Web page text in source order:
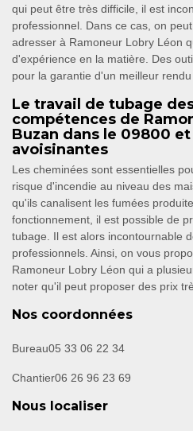
qui peut être très difficile, il est
professionnel. Dans ce cas, on
adresser à Ramoneur Lobry Léon
d'expérience en la matière. Des
pour la garantie d'un meilleur
Le travail de tubage
compétences de
Buzan dans le 09800
avoisinantes
Les cheminées sont essentielles
risque d'incendie au niveau des
qu'ils canalisent les fumées
fonctionnement, il est possible de
tubage. Il est alors incontournable
professionnels. Ainsi, on vous
Ramoneur Lobry Léon qui a
noter qu'il peut proposer des prix
Nos coordonnées
Bureau05 33 06 22 34
Chantier06 26 96 23 69
Nous localiser